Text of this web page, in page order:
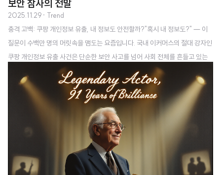
보안 참사의 전말
2025.11.29 · Trend
충격 고백: 쿠팡 개인정보 유출, 내 정보도 안전할까?"혹시 내 정보도?" — 이
질문이 수백만 명의 머릿속을 맴도는 요즘입니다. 국내 이커머스의 절대 강자인
쿠팡 개인정보 유출 사건은 단순한 보안 사고를 넘어 사회 전체를 흔들고 있는
위기 상황입니다. 3,370만 개의 계정 정보가 무단으로 노출된 이 사건의 규모
와 충격을 생각해 보면, 우리 모두의 불안감은 당연한 반응이 아닐까요?쿠팡 개
인정보 유출, 얼마나 심각한 상황인가요?당신이 쿠팡 고객이라면 이 숫자를 주
목해야 합니다. 무려 3,370만 개의 고객 계정이 해외 서버를 통해 5개월간 무
단으로 접근당했다는 것입니다. 이는 단순한 비교가 아닙니다:한국의 총인구 약
5,100만 명의 66%에 해당하는 규모쿠팡의 3분기 기준 활성 고객 2,470만
명을 ..